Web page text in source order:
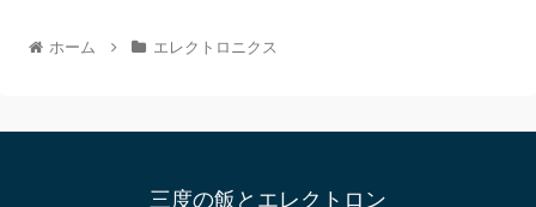
ホーム エレクトロニクス
三度の飯とエレクトロン